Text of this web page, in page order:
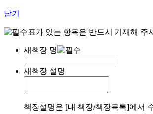
닫기
표가 있는 항목은 반드시 기재해 주
새책장 명
새책장 설명
책장설명은 [내 책장/책장목록]에서